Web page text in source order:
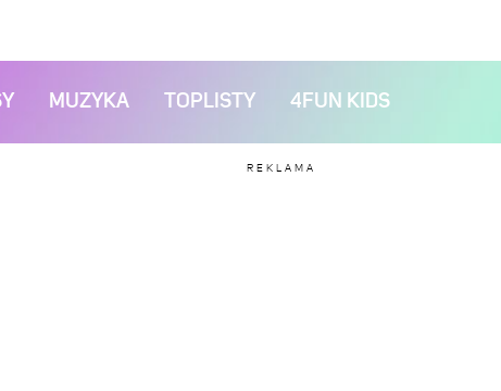
MUZYKA TOPLISTY 4FUN KIDS
REKLAMA